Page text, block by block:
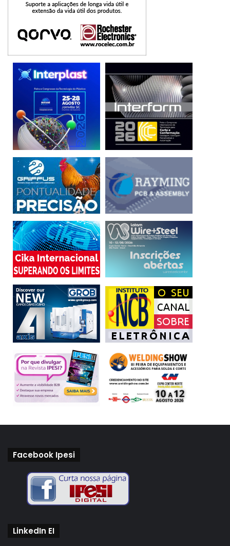
tratados. Configure suas redes sociais de forma que se
sinta confortável, procurando o equilíbrio entre exposição,
segurança e privacidade.
– Cuidado com o que curte ou compartilha – Suas
interações sociais, como curtidas e compartilhamentos,
dizem muito sobre você, pois demonstram seu apoio
àquele conteúdo. Se o conteúdo for indevido, isso pode
gerar consequências, inclusive judiciais.
– Respeite a privacidade alheia – Evite falar sobre as
ações, hábitos e rotina de outras pessoas. pense como
elas se sentiriam se aquilo se tornasse público. Peça
também autorização antes de postar imagens em que
outros apareçam ou de compartilhar postagens alheias.
Acesso aplicativo conta
online postar privacidade
reputação seguidores Segurança
Facebook Ipesi
LinkedIn EI